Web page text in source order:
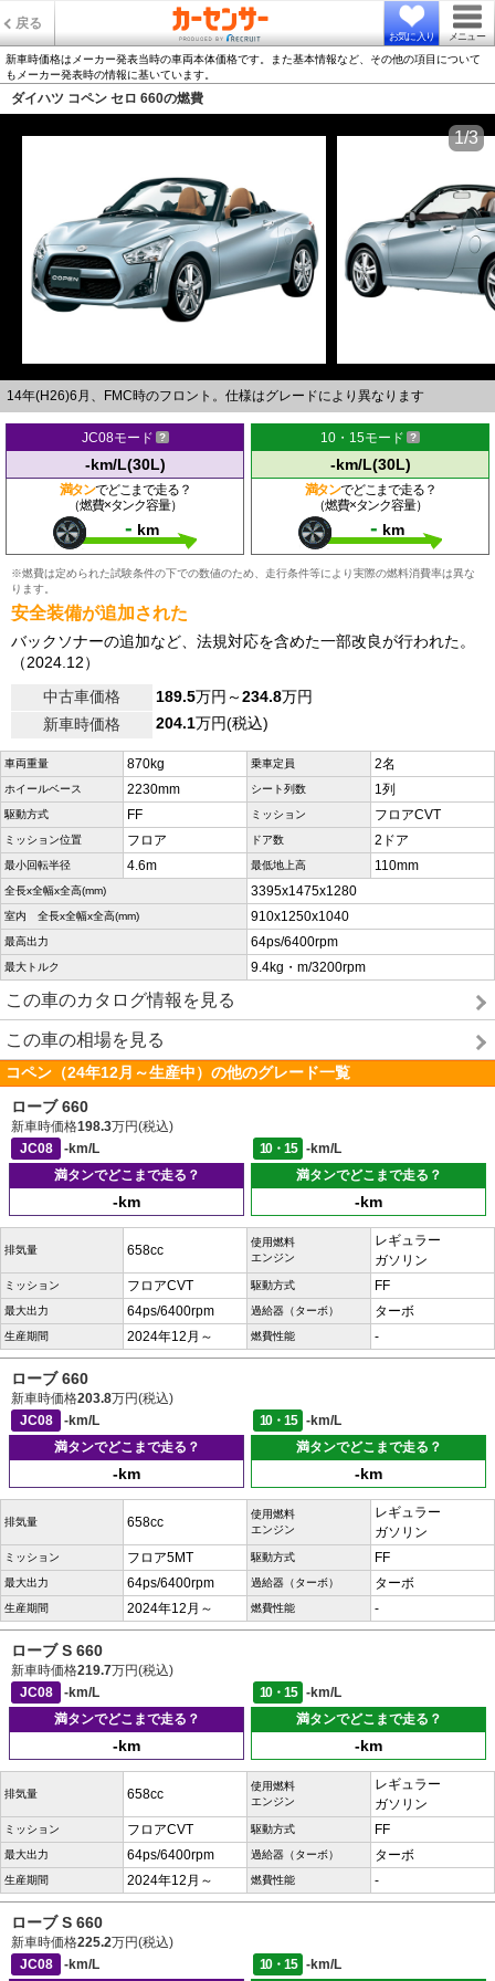
戻る
お気に入り メニュー
新車時価格はメーカー発表当時の車両本体価格です。また基本情報など、その他の項目について
もメーカー発表時の情報に基いています。
ダイハツ コペン セロ 660の燃費
14年(H26)6月、FMC時のフロント。仕様はグレードにより異なります
1/3
JC08モード
-km/L(30L)
満タンでどこまで走る？
（燃費×タンク容量）
- km
10・15モード
-km/L(30L)
満タンでどこまで走る？
（燃費×タンク容量）
- km
※燃費は定められた試験条件の下での数値のため、走行条件等により実際の燃料消費率は異な
ります。
安全装備が追加された
バックソナーの追加など、法規対応を含めた一部改良が行われた。
（2024.12）
中古車価格
189.5万円～234.8万円
新車時価格
204.1万円(税込)
車両重量 870kg 乗車定員 2名
ホイールベース 2230mm シート列数 1列
駆動方式 FF ミッション フロアCVT
ミッション位置 フロア ドア数 2ドア
最小回転半径 4.6m 最低地上高 110mm
全長x全幅x全高(mm) 3395x1475x1280
室内 全長x全幅x全高(mm) 910x1250x1040
最高出力 64ps/6400rpm
最大トルク 9.4kg・m/3200rpm
この車のカタログ情報を見る
この車の相場を見る
コペン（24年12月～生産中）の他のグレード一覧
ローブ 660
新車時価格198.3万円(税込)
JC08
-km/L 10・15
-km/L
満タンでどこまで走る？
-km
満タンでどこまで走る？
-km
排気量 658cc
使用燃料
エンジン
レギュラー
ガソリン
ミッション フロアCVT 駆動方式 FF
最大出力 64ps/6400rpm 過給器（ターボ） ターボ
生産期間 2024年12月～ 燃費性能 -
ローブ 660
新車時価格203.8万円(税込)
JC08
-km/L 10・15
-km/L
満タンでどこまで走る？
-km
満タンでどこまで走る？
-km
排気量 658cc
使用燃料
エンジン
レギュラー
ガソリン
ミッション フロア5MT 駆動方式 FF
最大出力 64ps/6400rpm 過給器（ターボ） ターボ
生産期間 2024年12月～ 燃費性能 -
ローブ S 660
新車時価格219.7万円(税込)
JC08
-km/L 10・15
-km/L
満タンでどこまで走る？
-km
満タンでどこまで走る？
-km
排気量 658cc
使用燃料
エンジン
レギュラー
ガソリン
ミッション フロアCVT 駆動方式 FF
最大出力 64ps/6400rpm 過給器（ターボ） ターボ
生産期間 2024年12月～ 燃費性能 -
ローブ S 660
新車時価格225.2万円(税込)
JC08
-km/L 10・15 -km/L